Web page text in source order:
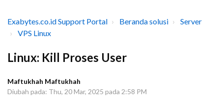
Exabytes.co.id Support Portal Beranda solusi
Server
VPS Linux
Linux: Kill Proses User
Maftukhah Maftukhah
Diubah pada: Thu, 20 Mar, 2025 pada 2:58 PM